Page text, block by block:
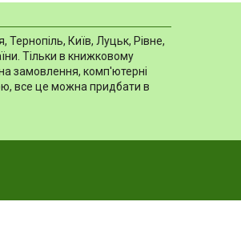
Київ, Луцьк, Рівне,
Тільки в книжковому
замовлення, комп'ютерні
все це можна придбати в